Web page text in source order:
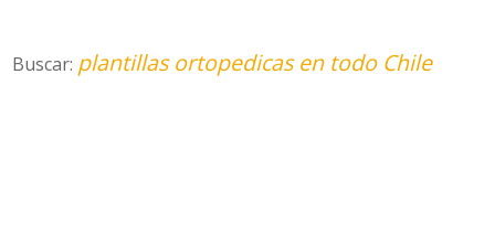
Buscar: plantillas ortopedicas en todo Chile